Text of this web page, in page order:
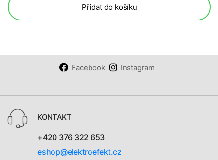
Přidat do košíku
Facebook Instagram
KONTAKT
+420 376 322 653
eshop@elektroefekt.cz